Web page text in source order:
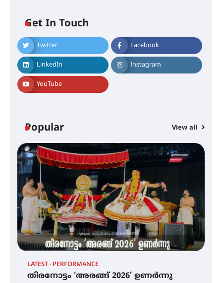
Get In Touch
Twitter Facebook
LinkedIn Instagram
YouTube
Popular View all
LATEST PERFORMANCE
തിരനോട്ടം ‘അരങ്ങ് 2026’ ഉണർന്നു
ഐ.ടി.യു. ബാങ്കിലെ
നിക്ഷേപകർക്ക് പണം തിരികെ
ലഭ്യമാക്കാൻ കേന്ദ്ര-കേരള
സർക്കാരുകൾ അടിയന്തരമായി
ഇടപെടണമെന്ന് ഐ.ടി.യു. ബാങ്ക്
നിക്ഷേപക സംരക്ഷണ സമിതി
ശക്തമായ കാറ്റിന് സാധ്യത –
ജില്ലയിൽ എല്ലാ വിദ്യാഭ്യാസ
സ്ഥാപനങ്ങൾക്കും ശനിയാഴ്ച
അവധി
എം.ജി. യൂണിവേഴ്‌സിറ്റിയിൽ നിന്ന്
ഇംഗ്ളീഷ് സാഹിത്യത്തിൽ
ഡോക്ടറേറ്റ് നേടിയ എൻ. ആര്യ
ട്യുണീഷ്യൻ ചിത്രം ” ദി വോയിസ്
ഫിലിം സൊസൈറ്റി ആഗസ്റ്റ് 7
വെള്ളിയാഴ്ച സ്‌ക്രീൻ ചെയ്യുന്നു